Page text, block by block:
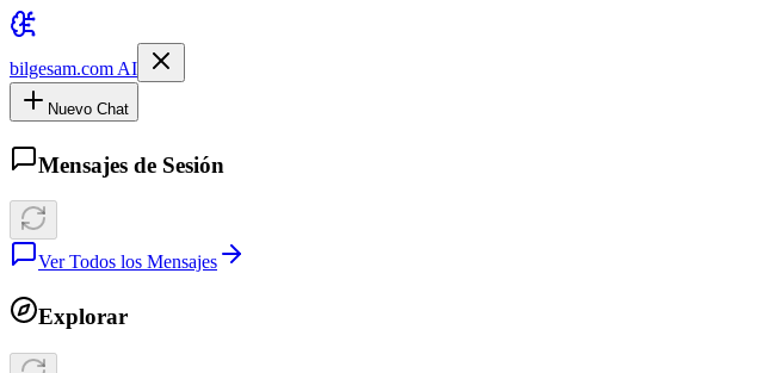
bilgesam.com AI
Nuevo Chat
Mensajes de Sesión
Ver Todos los Mensajes
Explorar